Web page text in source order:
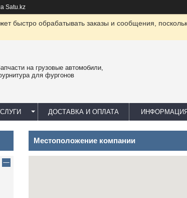
Satu.kz
быстро обрабатывать заказы и сообщения,
на грузовые автомобили,
для фургонов
ДОСТАВКА И ОПЛАТА ИНФОРМАЦИЯ
Местоположение компании